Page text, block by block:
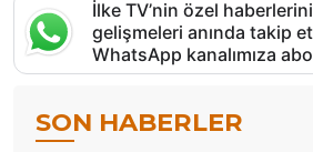
İlke TV’nin özel
gelişmeleri anında takip
WhatsApp kanalımıza
SON HABERLER